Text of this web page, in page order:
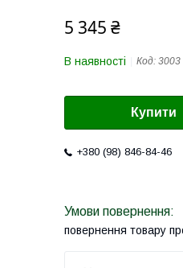
5 345 ₴
В наявності Код: 3003
Купити
+380 (98) 846-84-46
повернення товару